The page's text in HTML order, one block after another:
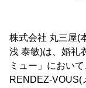
株式会社 丸三屋(
浅 泰敏)は、婚礼
ミュー」におい
RENDEZ-VOUS(